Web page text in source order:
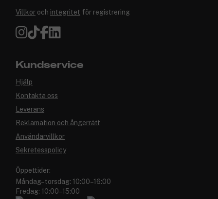
Villkor och integritet för registrering
Kundservice
Hjälp
Kontakta oss
Leverans
Reklamation och ångerrätt
Användarvillkor
Sekretesspolicy
Öppettider:
Måndag–torsdag: 10:00–16:00
Fredag: 10:00–15:00